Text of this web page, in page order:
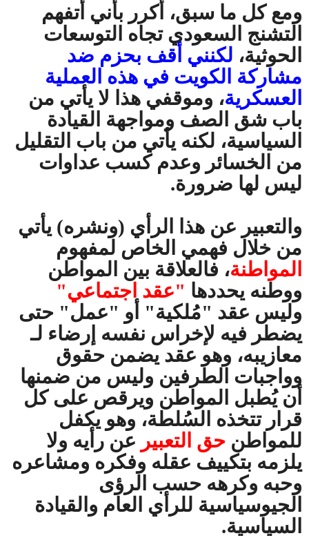
ومع كل ما سبق، أكرر بأني أتفهم
التشنج السعودي تجاه التوسعات
الحوثية، لكنني أقف بحزم ضد
مشاركة الكويت في هذه العملية
العسكرية، وموقفي هذا لا يأتي من
باب شق الصف ومواجهة القيادة
السياسية، لكنه يأتي من باب التقليل
من الخسائر وعدم كسب عداوات
ليس لها ضرورة.
والتعبير عن هذا الرأي (ونشره) يأتي
من خلال فهمي الخاص لمفهوم
المواطنة، فالعلاقة بين المواطن
ووطنه يحددها "عقد اجتماعي"
وليس عقد "مُلكية" أو "عمل" حتى
يضطر فيه لإخراس نفسه إرضاء لـ
معازيبه، وهو عقد يضمن حقوق
وواجبات الطرفين وليس من ضمنها
أن يُطبل المواطن ويرقص على كل
قرار تتخذه السُلطة، وهو يكفل
للمواطن حق التعبير عن رأيه ولا
يلزمه بتكييف عقله وفكره ومشاعره
وحبه وكرهه حسب الرؤى
الجيوسياسية للرأي العام والقيادة
السياسية.